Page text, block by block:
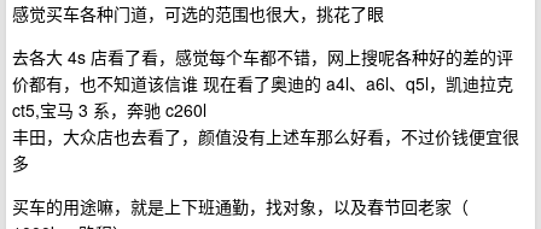
感觉买车各种门道，可选的范围也很大，挑花了眼
去各大 4s 店看了看，感觉每个车都不错，网上搜呢各种好的差的评
价都有，也不知道该信谁 现在看了奥迪的 a4l、a6l、q5l，凯迪拉克
ct5,宝马 3 系，奔驰 c260l
丰田，大众店也去看了，颜值没有上述车那么好看，不过价钱便宜很
多
买车的用途嘛，就是上下班通勤，找对象，以及春节回老家（